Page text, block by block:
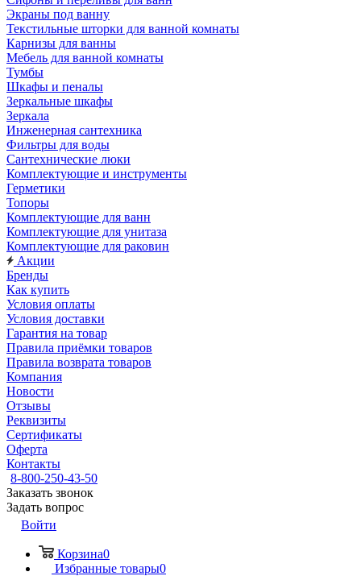
Экраны под ванну
Текстильные шторки для ванной комнаты
Карнизы для ванны
Мебель для ванной комнаты
Тумбы
Шкафы и пеналы
Зеркальные шкафы
Зеркала
Инженерная сантехника
Фильтры для воды
Сантехнические люки
Комплектующие и инструменты
Герметики
Топоры
Комплектующие для ванн
Комплектующие для унитаза
Комплектующие для раковин
Акции
Бренды
Как купить
Условия оплаты
Условия доставки
Гарантия на товар
Правила приёмки товаров
Правила возврата товаров
Компания
Новости
Отзывы
Реквизиты
Сертификаты
Оферта
Контакты
8-800-250-43-50
Заказать звонок
Задать вопрос
Войти
Корзина0
Избранные товары0